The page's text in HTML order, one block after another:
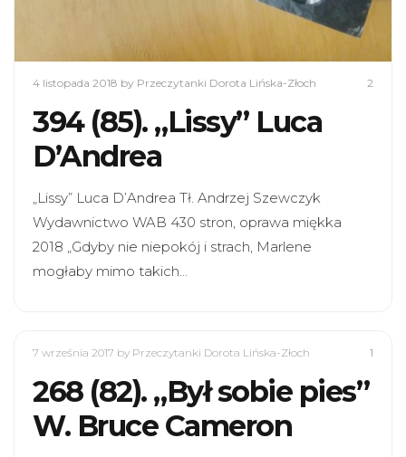
4 listopada 2018 by Przeczytanki Dorota Lińska-Złoch 2
394 (85). „Lissy” Luca
D’Andrea
„Lissy” Luca D’Andrea Tł. Andrzej Szewczyk
Wydawnictwo WAB 430 stron, oprawa miękka
2018 „Gdyby nie niepokój i strach, Marlene
mogłaby mimo takich…
7 września 2017 by Przeczytanki Dorota Lińska-Złoch 1
268 (82). „Był sobie pies”
W. Bruce Cameron